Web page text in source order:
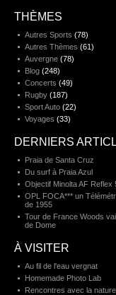
THÈMES
Autres Sports (78)
Autres Thèmes (61)
Auvergne (78)
Blog (248)
Concerts (49)
Rugby (187)
Sport Auto (22)
Voyages (33)
DERNIERS
Praia de Santa Cruz
Du surf à Praia Azul
Objectif Minolta AF Reflex
OPL FOCA*** un
de 1955
Tour de France Woods
de Dome
À VISITER
Au fil de l'eau vergnat
Homemade Photo Lab
Rencontres avec la nature